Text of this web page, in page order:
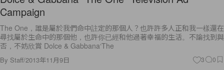
Campaign
The One，誰是屬於我們命中註定的那個人？也許許多人正和我一樣還在
尋找屬於生命中的那個他，也許你已經和他過著幸福的生活。不論找到與
否，不妨欣賞 Dolce & Gabbana‘The
By Staff/2013年11月9日 3 0